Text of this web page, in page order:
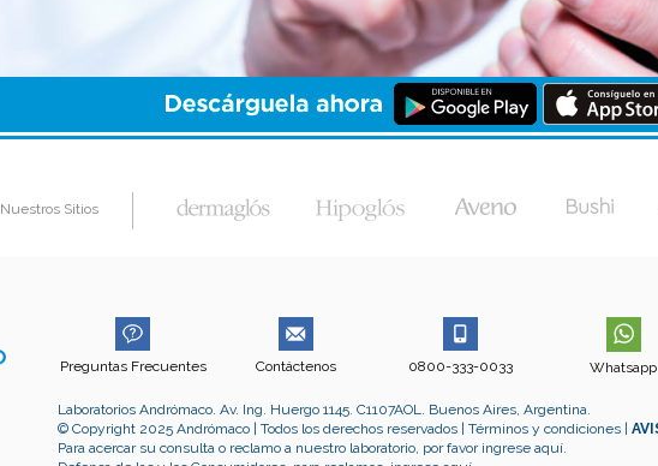
Nuestros Sitios
Preguntas Frecuentes Contáctenos 0800-333-0033 Whatsapp
Laboratorios Andrómaco. Av. Ing. Huergo 1145. C1107AOL. Buenos Aires, Argentina.
© Copyright 2025 Andrómaco | Todos los derechos reservados | Términos y condiciones|
Para acercar su consulta o reclamo a nuestro laboratorio, por favor ingrese aquí.